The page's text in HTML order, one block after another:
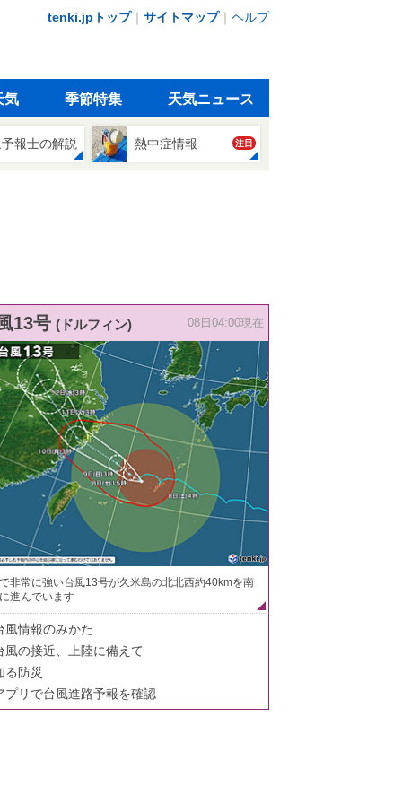
tenki.jpトップ｜ サイトマップ｜ ヘルプ
気 季節特集 天気ニュース
報士の解説 熱中症情報 注目
13号 (ドルフィン) 08日04:00現在
非常に強い台風13号が久米島の北北西約40kmを南
進んでいます
風情報のみかた
風の接近、上陸に備えて
る防災
プリで台風進路予報を確認